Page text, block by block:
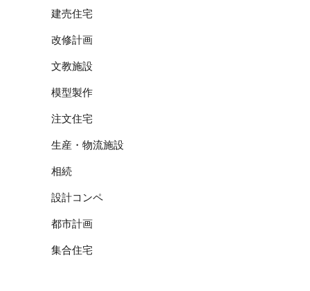
建売住宅
改修計画
文教施設
模型製作
注文住宅
生産・物流施設
相続
設計コンペ
都市計画
集合住宅